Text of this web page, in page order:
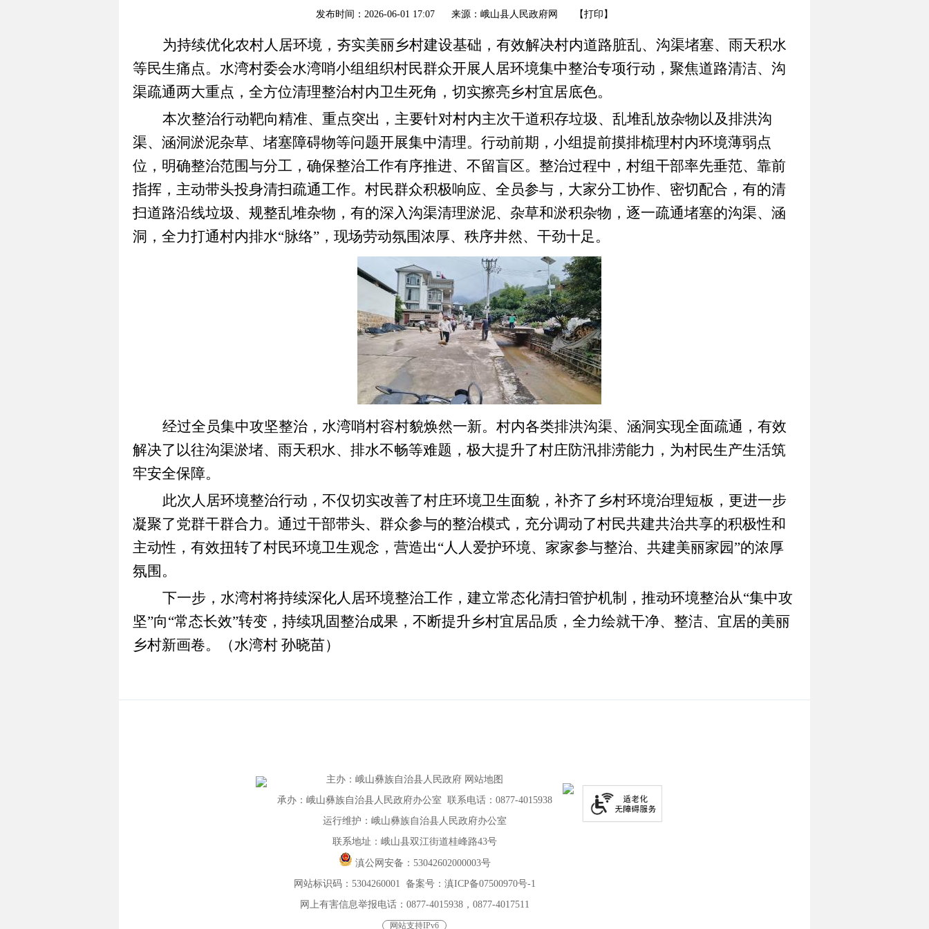
发布时间：2026-06-01 17:07 来源：峨山县人民政府网 【打印 】
为持续优化农村人居环境，夯实美丽乡村建设基础，有效解决村内道路脏乱、沟渠堵塞、雨天积水
等民生痛点。 水湾村委会水湾哨小组组织村民群众开展人居环境集中整治专项行动，聚焦道路清洁、沟
渠疏通两大重点，全方位清理整治村内卫生死角，切实擦亮乡村宜居底色。
本次整治行动靶向精准、重点突出，主要针对村内主次干道积存垃圾、乱堆乱放杂物以及排洪沟
渠、涵洞淤泥杂草、堵塞障碍物等问题开展集中清理。行动前期，小组提前摸排梳理村内环境薄弱点
位，明确整治范围与分工，确保整治工作有序推进、不留盲区。整治过程中，村组干部率先垂范、靠前
指挥，主动带头投身清扫疏通工作。村民群众积极响应、全员参与，大家分工协作、密切配合，有的清
扫道路沿线垃圾、规整乱堆杂物，有的深入沟渠清理淤泥、杂草和淤积杂物，逐一疏通堵塞的沟渠、涵
洞，全力打通村内排水“脉络”，现场劳动氛围浓厚、秩序井然、干劲十足。
经过全员集中攻坚整治，水湾哨村容村貌焕然一新。村内各类排洪沟渠、涵洞实现全面疏通， 有效
解决了以往沟渠淤堵、雨天积水、排水不畅等难题，极大提升了村庄防汛排涝能力，为村民生产生活筑
牢安全保障。
此次人居环境整治行动，不仅切实改善了村庄环境卫生面貌，补齐了乡村环境治理短板，更进一步
凝聚了党群干群合力。通过干部带头、群众参与的整治模式，充分调动了村民共建共治共享的积极性和
主动性，有效扭转了村民环境卫生观念，营造出“人人爱护环境、家家参与整治、共建美丽家园”的浓厚
氛围。
下一步，水湾村将持续深化人居环境整治工作，建立常态化清扫管护机制，推动环境整治从“集中攻
坚”向“常态长效”转变，持续巩固整治成果，不断提升乡村宜居品质，全力绘就干净、整洁、宜居的美丽
乡村新画卷。
（水湾村 孙晓苗）
主办： 峨山彝族自治县人民政府 网站地图
承办：峨山彝族自治县人民政府办公室 联系电话：0877-4015938
运行维护：峨山彝族自治县人民政府办公室
联系地址：峨山县双江街道桂峰路43号
滇公网安备： 53042602000003号
网站标识码：5304260001 备案号：滇ICP备07500970号-1
网上有害信息举报电话：0877-4015938，0877-4017511
网站支持IPv6